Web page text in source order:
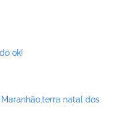
ok!
natal dos